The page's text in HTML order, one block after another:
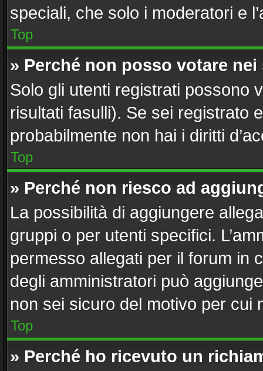
speciali, che solo i moderatori e
Top
» Perché non posso votare
Solo gli utenti registrati possono
risultati fasulli). Se sei registrato
probabilmente non hai i diritti
Top
» Perché non riesco ad
La possibilità di aggiungere
gruppi o per utenti specifici.
permesso allegati per il forum in
degli amministratori può
non sei sicuro del motivo per cui
Top
» Perché ho ricevuto un